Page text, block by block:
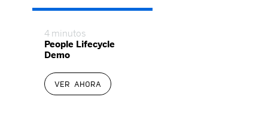
4 minutos
People Lifecycle
Demo
VER AHORA